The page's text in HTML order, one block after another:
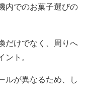
内でのお菓子選びの
だけでなく、周りへ
ント。
ルが異なるため、し